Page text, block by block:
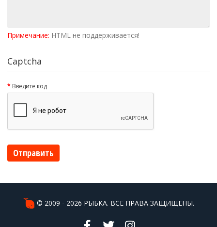
Примечание: HTML не поддерживается!
Captcha
Введите код
Отправить
© 2009 - 2026 РЫБКА. ВСЕ ПРАВА ЗАЩИЩЕНЫ.